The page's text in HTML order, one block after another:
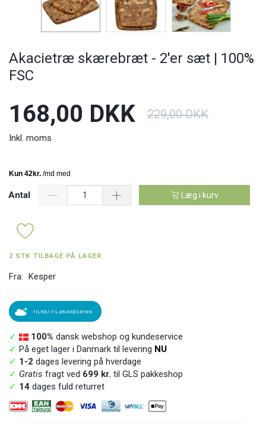
Akacietræ skærebræt - 2'er sæt | 100%
FSC
168,00 DKK 229,00 DKK
Inkl. moms
Antal Læg i kurv
2 STK TILBAGE PÅ LAGER
Fra: Kesper
TILFØJ TIL ØNSKESKYEN
✓ 100% dansk webshop og kundeservice
✓ På eget lager i Danmark til levering NU
✓ 1-2 dages levering på hverdage
✓ Gratis fragt ved 699 kr. til GLS pakkeshop
✓ 14 dages fuld returret